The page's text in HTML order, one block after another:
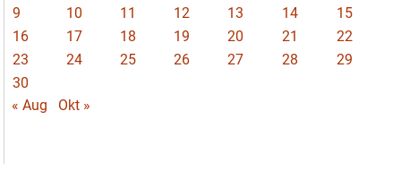
9
10 11 12 13 14
15
16
17 18 19 20 21
22
23
24 25 26 27 28
29
30
« Aug
Okt »